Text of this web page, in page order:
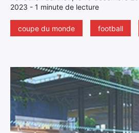
2023 - 1 minute de lecture
coupe du monde football